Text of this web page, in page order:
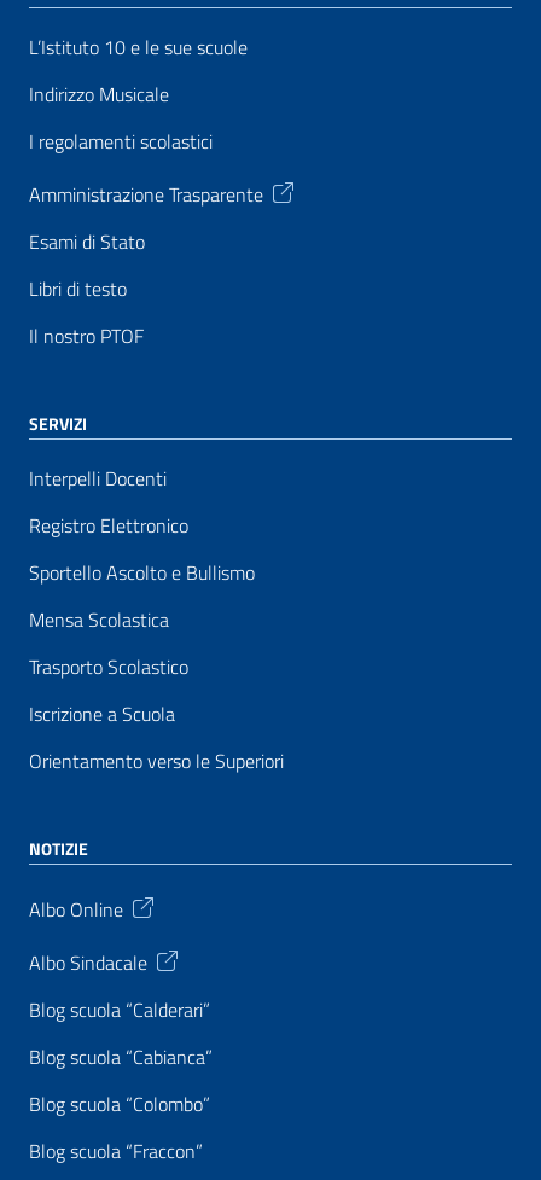
L’Istituto 10 e le sue scuole
Indirizzo Musicale
I regolamenti scolastici
Amministrazione Trasparente
Esami di Stato
Libri di testo
Il nostro PTOF
SERVIZI
Interpelli Docenti
Registro Elettronico
Sportello Ascolto e Bullismo
Mensa Scolastica
Trasporto Scolastico
Iscrizione a Scuola
Orientamento verso le Superiori
NOTIZIE
Albo Online
Albo Sindacale
Blog scuola “Calderari”
Blog scuola “Cabianca”
Blog scuola “Colombo”
Blog scuola “Fraccon”